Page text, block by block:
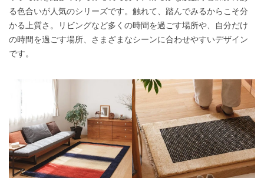
る色合いが人気のシリーズです。触れて、踏んでみるからこそ分
かる上質さ。リビングなど多くの時間を過ごす場所や、自分だけ
の時間を過ごす場所、さまざまなシーンに合わせやすいデザイン
です。